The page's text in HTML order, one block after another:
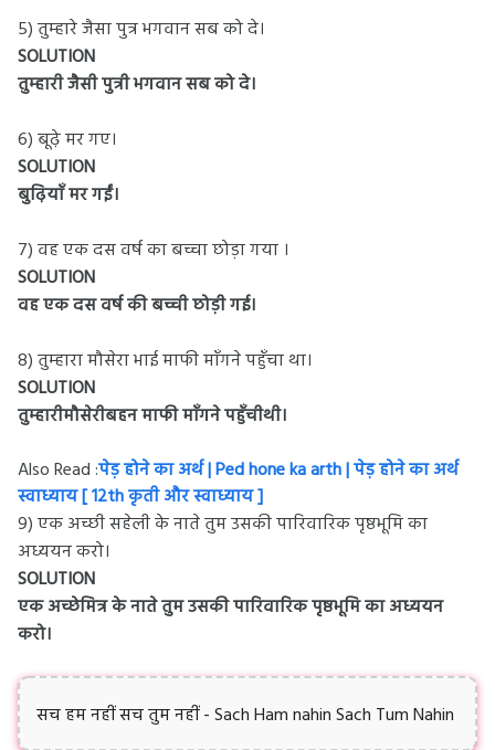
5) तुम्हारे जैसा पुत्र भगवान सब को दे।
SOLUTION
तुम्हारी जैसी पुत्री भगवान सब को दे।
6) बूढ़े मर गए।
SOLUTION
बुढ़ियाँ मर गईं।
7) वह एक दस वर्ष का बच्चा छोड़ा गया ।
SOLUTION
वह एक दस वर्ष की बच्ची छोड़ी गई।
8) तुम्हारा मौसेरा भाई माफी माँगने पहुँचा था।
SOLUTION
तुम्हारीमौसेरीबहन माफी माँगने पहुँचीथी।
Also Read :पेड़ होने का अर्थ | Ped hone ka arth | पेड़ होने का अर्थ
स्वाध्याय [ 12th कृती और स्वाध्याय ]
9) एक अच्छी सहेली के नाते तुम उसकी पारिवारिक पृष्ठभूमि का
अध्ययन करो।
SOLUTION
एक अच्छेमित्र के नाते तुम उसकी पारिवारिक पृष्ठभूमि का अध्ययन
करो।
सच हम नहीं सच तुम नहीं - Sach Ham nahin Sach Tum Nahin